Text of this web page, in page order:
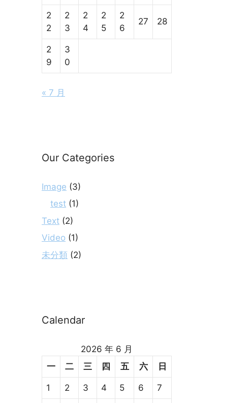
2
2
2
3
2
4
2
5
2
6
27 28
2
9
3
0
« 7 月
Our Categories
Image (3)
test (1)
Text (2)
Video (1)
未分類 (2)
Calendar
2026 年 6 月
一
二 三 四 五 六 日
1 2 3 4 5 6 7